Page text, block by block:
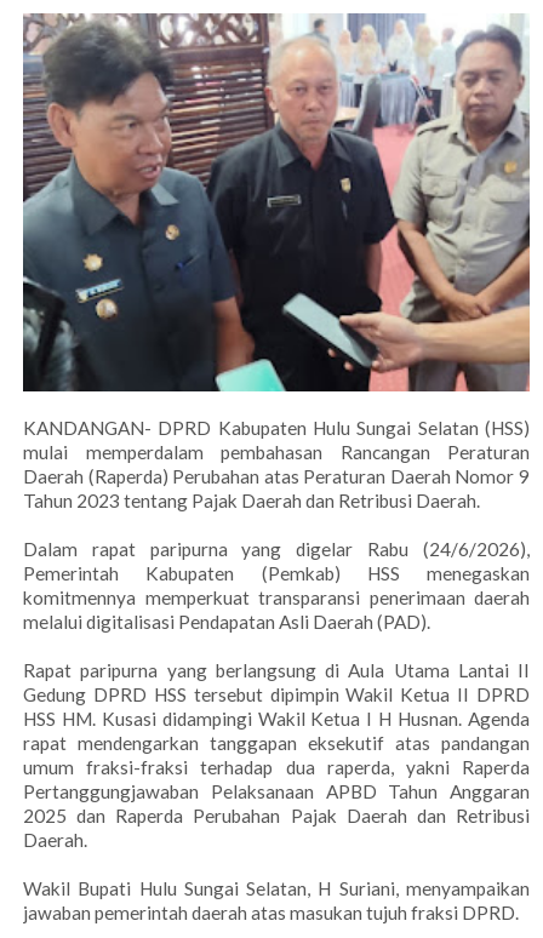
KANDANGAN- DPRD Kabupaten Hulu Sungai Selatan (HSS)
mulai memperdalam pembahasan Rancangan Peraturan
Daerah (Raperda) Perubahan atas Peraturan Daerah Nomor 9
Tahun 2023 tentang Pajak Daerah dan Retribusi Daerah.
Dalam rapat paripurna yang digelar Rabu (24/6/2026),
Pemerintah Kabupaten (Pemkab) HSS menegaskan
komitmennya memperkuat transparansi penerimaan daerah
melalui digitalisasi Pendapatan Asli Daerah (PAD).
Rapat paripurna yang berlangsung di Aula Utama Lantai II
Gedung DPRD HSS tersebut dipimpin Wakil Ketua II DPRD
HSS HM. Kusasi didampingi Wakil Ketua I H Husnan. Agenda
rapat mendengarkan tanggapan eksekutif atas pandangan
umum fraksi-fraksi terhadap dua raperda, yakni Raperda
Pertanggungjawaban Pelaksanaan APBD Tahun Anggaran
2025 dan Raperda Perubahan Pajak Daerah dan Retribusi
Daerah.
Wakil Bupati Hulu Sungai Selatan, H Suriani, menyampaikan
jawaban pemerintah daerah atas masukan tujuh fraksi DPRD.